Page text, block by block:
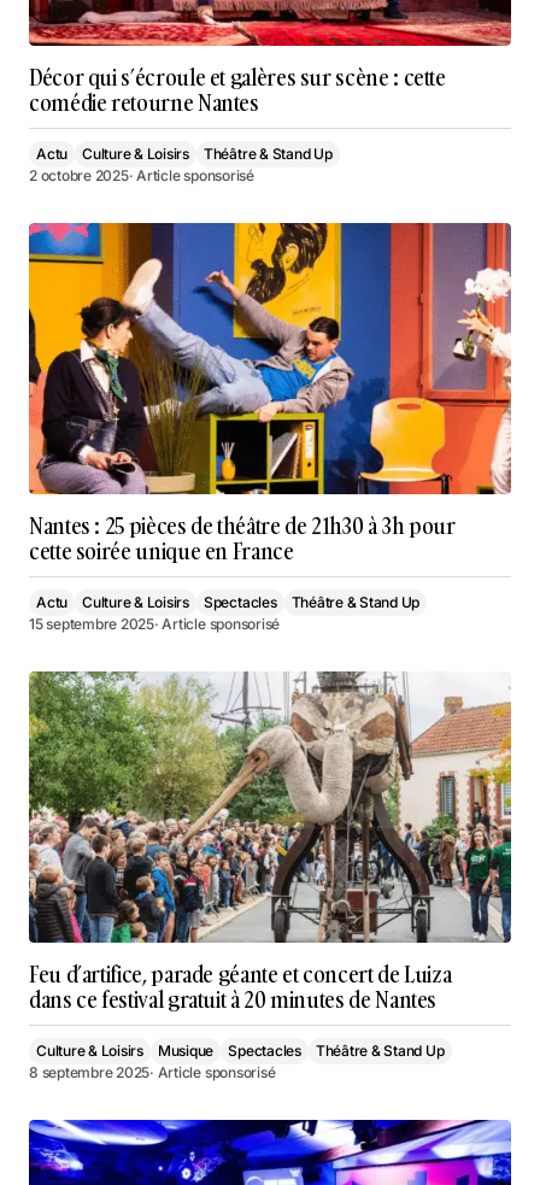
Décor qui s’écroule et galères sur scène : cette
comédie retourne Nantes
Actu Culture & Loisirs
Théâtre & Stand Up
2 octobre 2025· Article sponsorisé
Nantes : 25 pièces de théâtre de 21h30 à 3h pour
cette soirée unique en France
Actu Culture & Loisirs Spectacles
Théâtre & Stand Up
15 septembre 2025· Article sponsorisé
Feu d’artifice, parade géante et concert de Luiza
dans ce festival gratuit à 20 minutes de Nantes
Culture & Loisirs Musique Spectacles
Théâtre & Stand Up
8 septembre 2025· Article sponsorisé